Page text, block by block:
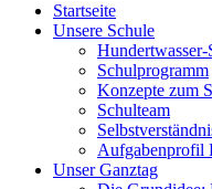
Startseite
Unsere Schule
Schulprogramm
Konzepte zum
Schulteam
Aufgabenprofil
Unser Ganztag